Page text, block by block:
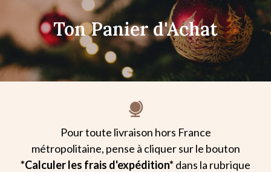
Ton Panier d'Achat
Pour toute livraison hors France
métropolitaine, pense à cliquer sur le bouton
*Calculer les frais d'expédition*dans la rubrique